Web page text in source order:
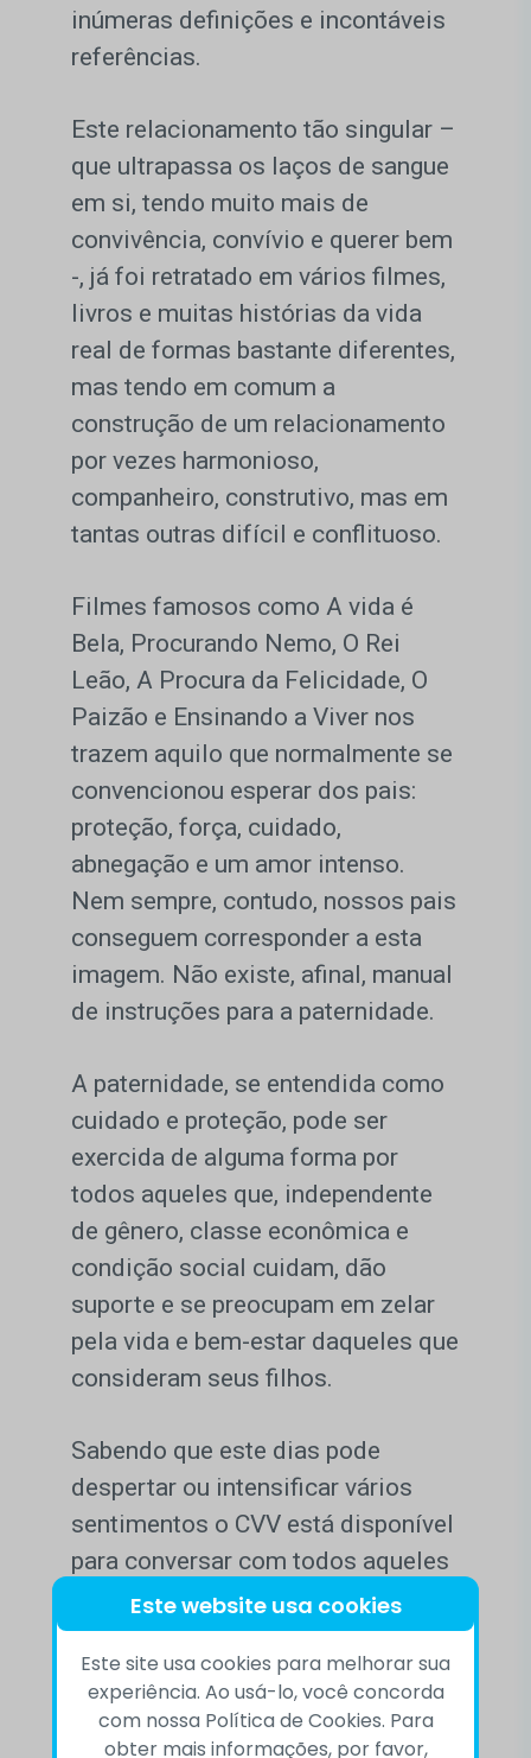
inúmeras definições e incontáveis
referências.
Este relacionamento tão singular –
que ultrapassa os laços de sangue
em si, tendo muito mais de
convivência, convívio e querer bem
-, já foi retratado em vários filmes,
livros e muitas histórias da vida
real de formas bastante diferentes,
mas tendo em comum a
construção de um relacionamento
por vezes harmonioso,
companheiro, construtivo, mas em
tantas outras difícil e conflituoso.
Filmes famosos como A vida é
Bela, Procurando Nemo, O Rei
Leão, A Procura da Felicidade, O
Paizão e Ensinando a Viver nos
trazem aquilo que normalmente se
convencionou esperar dos pais:
proteção, força, cuidado,
abnegação e um amor intenso.
Nem sempre, contudo, nossos pais
conseguem corresponder a esta
imagem. Não existe, afinal, manual
de instruções para a paternidade.
A paternidade, se entendida como
cuidado e proteção, pode ser
exercida de alguma forma por
todos aqueles que, independente
de gênero, classe econômica e
condição social cuidam, dão
suporte e se preocupam em zelar
pela vida e bem-estar daqueles que
consideram seus filhos.
Sabendo que este dias pode
despertar ou intensificar vários
sentimentos o CVV está disponível
para conversar com todos aqueles
que desejarem.
Acesse www.cvv.org.br/23 e veja
as formas de atendimento
disponíveis.
Este website usa cookies
Este site usa cookies para melhorar sua
experiência. Ao usá-lo, você concorda
com nossa Política de Cookies. Para
obter mais informações, por favor,